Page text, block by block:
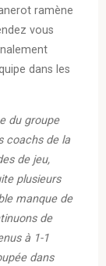
ramène
vous
dans les
du groupe
coachs de la
de jeu,
plusieurs
manque de
de
à 1-1
dans